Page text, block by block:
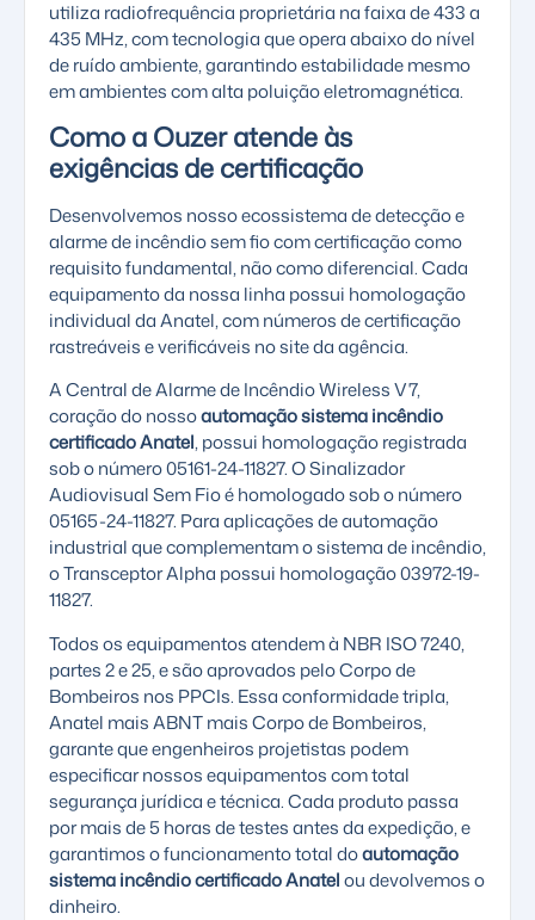
utiliza radiofrequência proprietária na faixa de 433 a
435 MHz, com tecnologia que opera abaixo do nível
de ruído ambiente, garantindo estabilidade mesmo
em ambientes com alta poluição eletromagnética.
Como a Ouzer atende às
exigências de certificação
Desenvolvemos nossoecossistema de detecção e
alarme de incêndiosem fio com certificação como
requisito fundamental, não como diferencial. Cada
equipamento da nossa linha possui homologação
individual da Anatel, com números de certificação
rastreáveis e verificáveis no site da agência.
A Central de Alarme de Incêndio Wireless V7,
coração do nossoautomação sistema incêndio
certificado Anatel, possui homologação registrada
sob o número 05161-24-11827. O Sinalizador
Audiovisual Sem Fio é homologado sob o número
05165-24-11827. Para aplicações de automação
industrial que complementam o sistema de incêndio,
o Transceptor Alpha possui homologação 03972-19-
11827.
Todos os equipamentos atendem à NBR ISO 7240,
partes 2 e 25, e são aprovados pelo Corpo de
Bombeiros nos PPCIs. Essa conformidade tripla,
Anatel mais ABNT mais Corpo de Bombeiros,
garante que engenheiros projetistas podem
especificar nossos equipamentos com total
segurança jurídica e técnica. Cada produto passa
por mais de 5 horas de testes antes da expedição, e
garantimos o funcionamento total doautomação
sistema incêndio certificado Anatelou devolvemos o
dinheiro.